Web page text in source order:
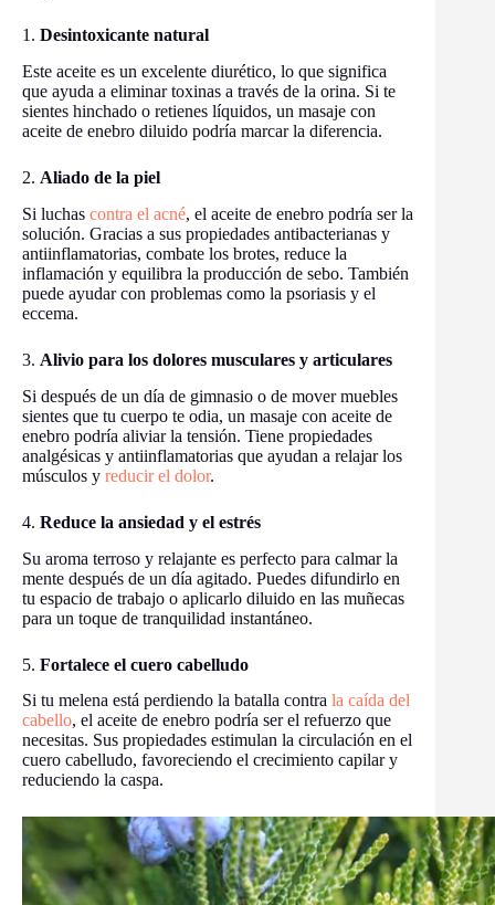
1. Desintoxicante natural
Este aceite es un excelente diurético, lo que significa
que ayuda a eliminar toxinas a través de la orina. Si te
sientes hinchado o retienes líquidos, un masaje con
aceite de enebro diluido podría marcar la diferencia.
2. Aliado de la piel
Si luchas contra el acné, el aceite de enebro podría ser la
solución. Gracias a sus propiedades antibacterianas y
antiinflamatorias, combate los brotes, reduce la
inflamación y equilibra la producción de sebo. También
puede ayudar con problemas como la psoriasis y el
eccema.
3. Alivio para los dolores musculares y articulares
Si después de un día de gimnasio o de mover muebles
sientes que tu cuerpo te odia, un masaje con aceite de
enebro podría aliviar la tensión. Tiene propiedades
analgésicas y antiinflamatorias que ayudan a relajar los
músculos y reducir el dolor.
4. Reduce la ansiedad y el estrés
Su aroma terroso y relajante es perfecto para calmar la
mente después de un día agitado. Puedes difundirlo en
tu espacio de trabajo o aplicarlo diluido en las muñecas
para un toque de tranquilidad instantáneo.
5. Fortalece el cuero cabelludo
Si tu melena está perdiendo la batalla contra la caída del
cabello, el aceite de enebro podría ser el refuerzo que
necesitas. Sus propiedades estimulan la circulación en el
cuero cabelludo, favoreciendo el crecimiento capilar y
reduciendo la caspa.